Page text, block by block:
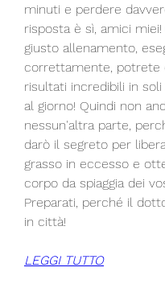
minuti e perdere
risposta è sì, amici miei!
giusto allenamento,
correttamente, potrete
risultati incredibili in
al giorno! Quindi non
nessun'altra parte,
darò il segreto per
grasso in eccesso e
corpo da spiaggia dei
Preparati, perché il
in città!
LEGGI TUTTO